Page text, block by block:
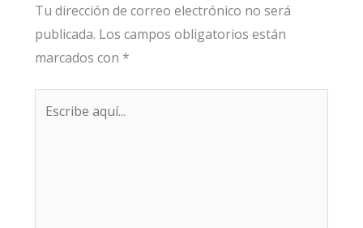
Tu dirección de correo electrónico no será
publicada. Los campos obligatorios están
marcados con *